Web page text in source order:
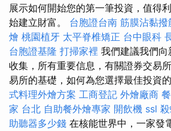
展示如何開始您的第一筆投資，值得
始建立財富。 台胞證台南 筋膜沾黏撥
燴 桃園植牙 太平脊椎矯正 台中眼科
台胞證基隆 打掃家裡 我們建議我們向
收集，所有重要信息，有關證券交易
易所的基礎，如何為您選擇最佳投資
式料理外燴方案 工商登記 外燴廠商
家 台北 自助餐外燴專家 開飲機 ssl
助聽器多少錢 在核能世界中，一家發